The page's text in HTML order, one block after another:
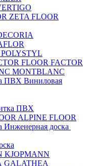
ZETA FLOOR
POLYSTYL
FLOOR FACTOR
MONTBLANC
Виниловая
ПВХ
ALPINE FLOOR
Инженерная доска
KJOPMANN
GALATHEA